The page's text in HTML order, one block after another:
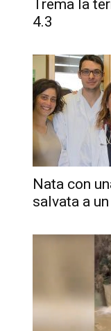
Trema la
4.3
Nata con
salvata a